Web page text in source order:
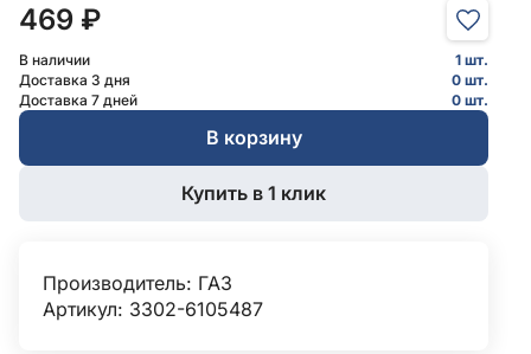
469 ₽
В наличии
1 шт.
Доставка 3 дня
0 шт.
Доставка 7 дней
0 шт.
В корзину
Купить в 1 клик
Производитель: ГАЗ
Артикул: 3302-6105487